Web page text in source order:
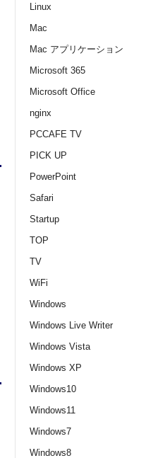
Linux
Mac
Mac アプリケーション
Microsoft 365
Microsoft Office
nginx
PCCAFE TV
PICK UP
PowerPoint
Safari
Startup
TOP
TV
WiFi
Windows
Windows Live Writer
Windows Vista
Windows XP
Windows10
Windows11
Windows7
Windows8